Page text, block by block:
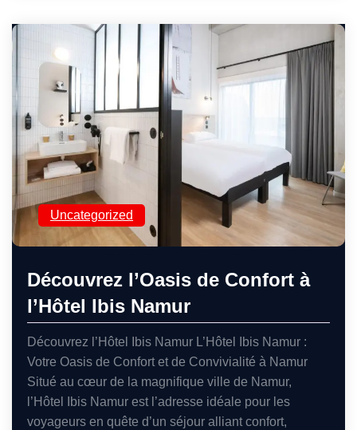
Uncategorized
Découvrez l’Oasis de Confort à
l’Hôtel Ibis Namur
Découvrez l’Hôtel Ibis Namur L’Hôtel Ibis Namur :
Votre Oasis de Confort et de Convivialité à Namur
Situé au cœur de la magnifique ville de Namur,
l’Hôtel Ibis Namur est l’adresse idéale pour les
voyageurs en quête d’un séjour alliant confort,